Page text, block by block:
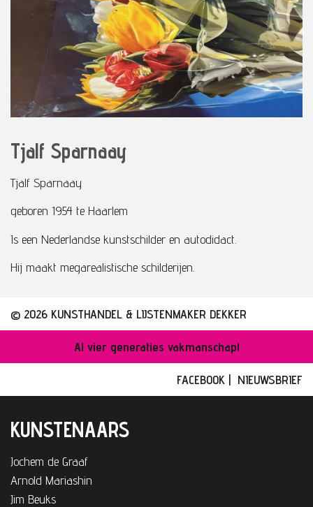
Tjalf Sparnaay
Tjalf Sparnaay
geboren 1954 te Haarlem
Is een Nederlandse kunstschilder en autodidact.
Hij maakt megarealistische schilderijen.
© 2026 KUNSTHANDEL & LIJSTENMAKER DEKKER
Al vier generaties vakmanschap!
FACEBOOK NIEUWSBRIEF
KUNSTENAARS
Jochem de Graaf
Arnold Mariashin
Jim Beuks